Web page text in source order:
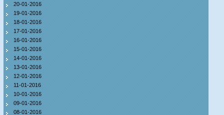
20-01-2016
19-01-2016
18-01-2016
17-01-2016
16-01-2016
15-01-2016
14-01-2016
13-01-2016
12-01-2016
11-01-2016
10-01-2016
09-01-2016
08-01-2016